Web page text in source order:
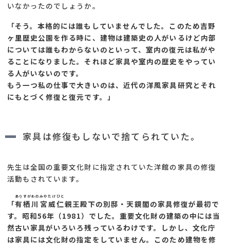
いなかったのでしょうか。
「そう。本格的には誰もしていませんでした。このため吉野
ヶ里歴史公園を作る時に、建物は建築史の人がいるけど内部
については誰もわからないのといって、室内の復元は私がや
ることになりました。それほど家具や室内の歴史をやってい
る人がいないのです。
もう一つ私の仕事で大きいのは、近代の洋風家具研究とそれ
にもとづく修復と復元です。」
家具は修復もしないで捨てられていた。
先生は全国の重要文化財に指定されていた洋館の家具の修復
活動もされています。
「有栖川宮威仁
ありすがわのみやたけひと
親王殿下の別邸・天鏡閣の家具修復が最初で
す。昭和56年（1981）でした。重要文化財の建築の中には当
然古い家具がいろいろ残っているわけです。しかし、文化庁
は家具には文化財の指定をしていません。このため建物を修